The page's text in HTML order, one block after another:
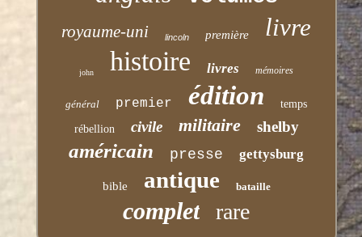
royaume-uni lincoln première livre
john histoire livres mémoires
général premier édition temps
rébellion civile militaire shelby
américain presse gettysburg
bible antique bataille
complet rare